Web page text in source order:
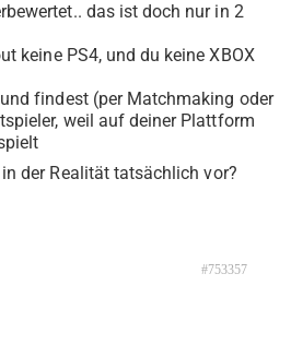
das ist doch nur in 2
keine PS4, und du keine XBOX
findest (per Matchmaking oder
weil auf deiner Plattform
der Realität tatsächlich vor?
#753357